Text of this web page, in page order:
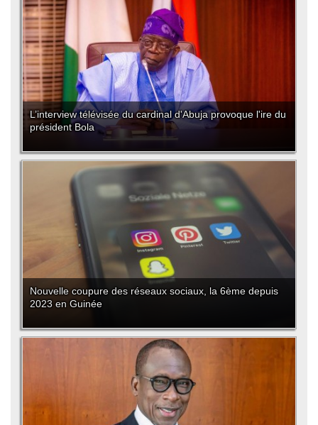
L’interview télévisée du cardinal d'Abuja provoque l'ire du
président Bola
Nouvelle coupure des réseaux sociaux, la 6ème depuis
2023 en Guinée